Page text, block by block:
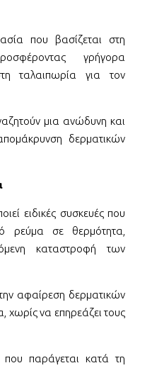
που βασίζεται στη
γρήγορα
ταλαιπωρία για τον
μια ανώδυνη και
δερματικών
ειδικές συσκευές που
ρεύμα σε θερμότητα,
καταστροφή των
αφαίρεση δερματικών
χωρίς να επηρεάζει τους
παράγεται κατά τη